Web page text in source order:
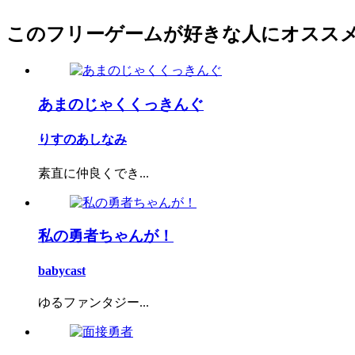
このフリーゲームが好きな人にオスス
あまのじゃくくっきんぐ
りすのあしなみ
素直に仲良くでき...
私の勇者ちゃんが！
babycast
ゆるファンタジー...